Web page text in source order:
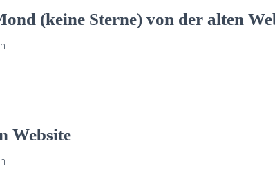
(keine Sterne) von der alten
Website